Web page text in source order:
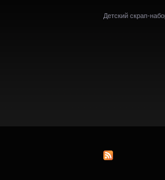
Детский скрап-